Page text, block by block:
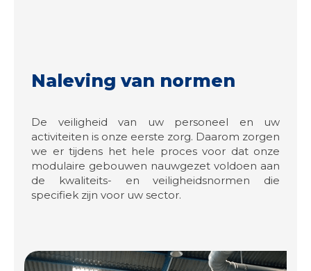
Naleving van normen
De veiligheid van uw personeel en uw
activiteiten is onze eerste zorg. Daarom zorgen
we er tijdens het hele proces voor dat onze
modulaire gebouwen nauwgezet voldoen aan
de kwaliteits- en veiligheidsnormen die
specifiek zijn voor uw sector.